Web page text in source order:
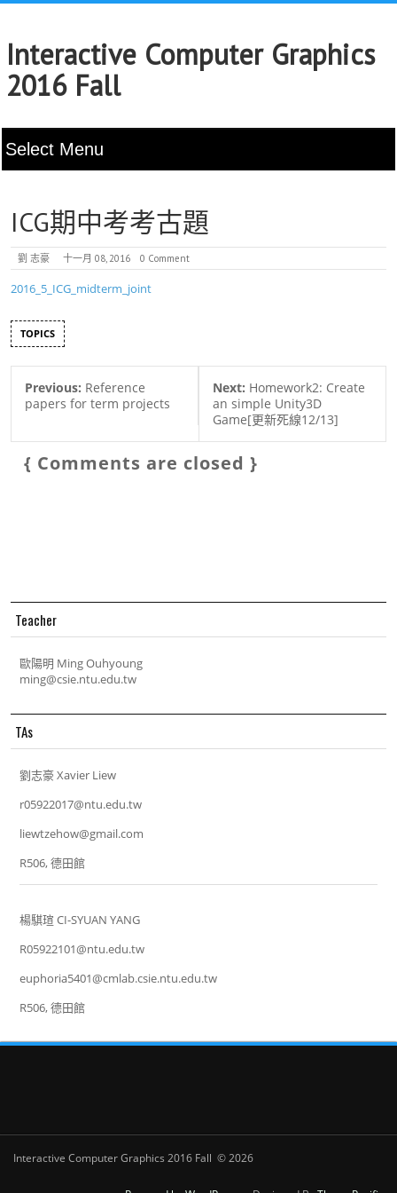
Interactive Computer Graphics
2016 Fall
ICG期中考考古題
劉 志豪 十一月 08, 2016 0 Comment
2016_5_ICG_midterm_joint
TOPICS
Previous: Reference
papers for term projects
Next: Homework2: Create
an simple Unity3D
Game[更新死線12/13]
{ Comments are closed }
Teacher
歐陽明 Ming Ouhyoung
ming@csie.ntu.edu.tw
TAs
劉志豪 Xavier Liew
r05922017@ntu.edu.tw
liewtzehow@gmail.com
R506, 德田館
楊騏瑄 CI-SYUAN YANG
R05922101@ntu.edu.tw
euphoria5401@cmlab.csie.ntu.edu.tw
R506, 德田館
Interactive Computer Graphics 2016 Fall © 2026